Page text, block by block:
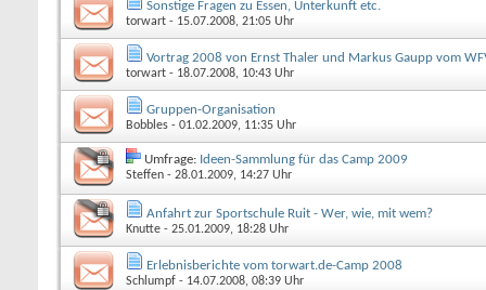
Sonstige Fragen zu Essen, Unterkunft etc.
torwart - 15.07.2008, 21:05 Uhr
Vortrag 2008 von Ernst Thaler und Markus Gaupp vom
torwart - 18.07.2008, 10:43 Uhr
Gruppen-Organisation
Bobbles - 01.02.2009, 11:35 Uhr
Umfrage: Ideen-Sammlung für das Camp 2009
Steffen - 28.01.2009, 14:27 Uhr
Anfahrt zur Sportschule Ruit - Wer, wie, mit wem?
Knutte - 25.01.2009, 18:28 Uhr
Erlebnisberichte vom torwart.de-Camp 2008
Schlumpf - 14.07.2008, 08:39 Uhr